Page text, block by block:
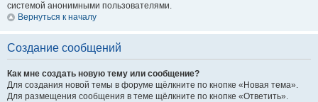
системой анонимными пользователями.
Вернуться к началу
Создание сообщений
Как мне создать новую тему или сообщение?
Для создания новой темы в форуме щёлкните по кнопке «Новая тема».
Для размещения сообщения в теме щёлкните по кнопке «Ответить».